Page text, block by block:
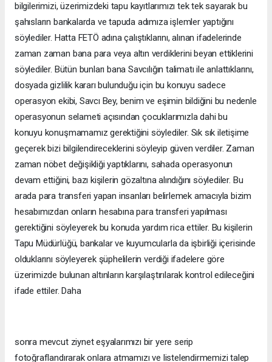
bilgilerimizi, üzerimizdeki tapu kayıtlarımızı tek tek sayarak bu
şahısların bankalarda ve tapuda adımıza işlemler yaptığını
söylediler. Hatta FETÖ adına çalıştıklarını, alınan ifadelerinde
zaman zaman bana para veya altın verdiklerini beyan ettiklerini
söylediler. Bütün bunları bana Savcılığın talimatı ile anlattıklarını,
dosyada gizlilik kararı bulunduğu için bu konuyu sadece
operasyon ekibi, Savcı Bey, benim ve eşimin bildiğini bu nedenle
operasyonun selameti açısından çocuklarımızla dahi bu
konuyu konuşmamamız gerektiğini söylediler. Sık sık iletişime
geçerek bizi bilgilendireceklerini söyleyip güven verdiler. Zaman
zaman nöbet değişikliği yaptıklarını, sahada operasyonun
devam ettiğini, bazı kişilerin gözaltına alındığını söylediler. Bu
arada para transferi yapan insanları belirlemek amacıyla bizim
hesabımızdan onların hesabına para transferi yapılması
gerektiğini söyleyerek bu konuda yardım rica ettiler. Bu kişilerin
Tapu Müdürlüğü, bankalar ve kuyumcularla da işbirliği içerisinde
olduklarını söyleyerek şüphelilerin verdiği ifadelere göre
üzerimizde bulunan altınların karşılaştırılarak kontrol edileceğini
ifade ettiler. Daha
sonra mevcut ziynet eşyalarımızı bir yere serip
fotoğraflandırarak onlara atmamızı ve listelendirmemizi talep